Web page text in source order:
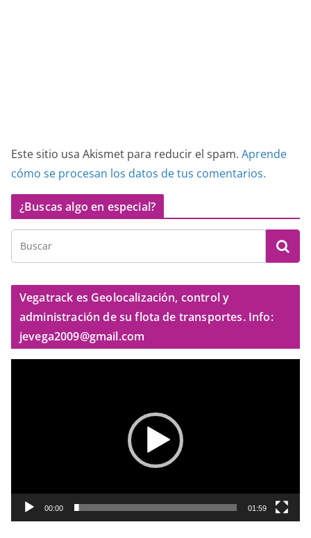
Este sitio usa Akismet para reducir el spam. Aprende
cómo se procesan los datos de tus comentarios.
¿Buscas algo en especial?
Vegatrack es Geolocalización, control y
administración de su flota de transportes. Info:
jevega2009@gmail.com
o
00:00 01:59